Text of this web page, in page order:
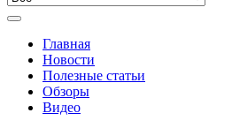
Главная
Новости
Полезные статьи
Обзоры
Видео